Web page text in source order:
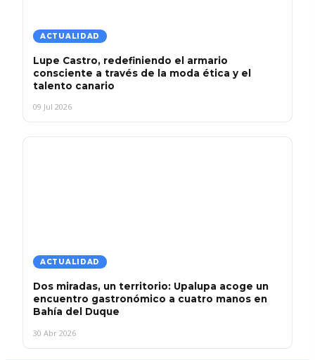
ACTUALIDAD
Lupe Castro, redefiniendo el armario
consciente a través de la moda ética y el
talento canario
09 Jul 2026
ACTUALIDAD
Dos miradas, un territorio: Upalupa acoge un
encuentro gastronómico a cuatro manos en
Bahía del Duque
30 Abr 2026